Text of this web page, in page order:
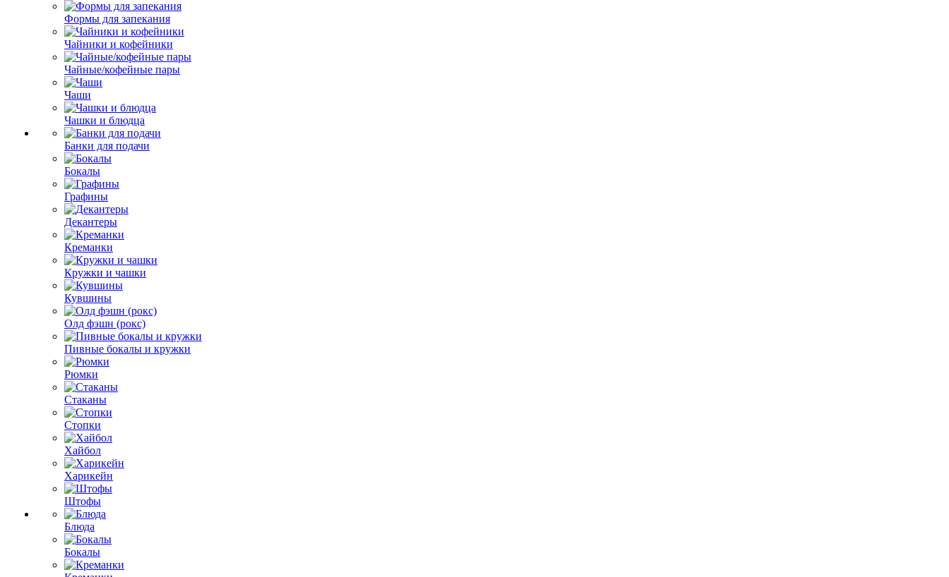
Формы для запекания
Чайники и кофейники
Чайные/кофейные пары
Чаши
Чашки и блюдца
Банки для подачи
Бокалы
Графины
Декантеры
Креманки
Кружки и чашки
Кувшины
Олд фэшн (рокс)
Пивные бокалы и кружки
Рюмки
Стаканы
Стопки
Хайбол
Харикейн
Штофы
Блюда
Бокалы